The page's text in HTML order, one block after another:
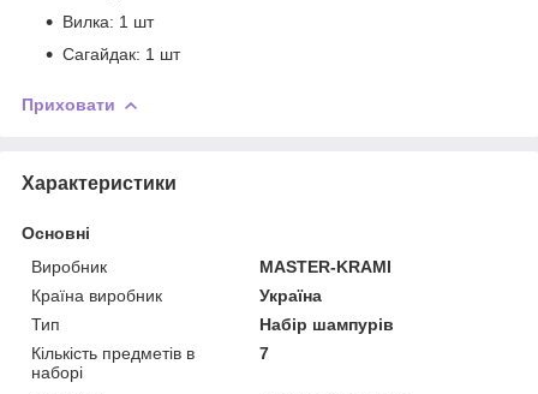
Вилка: 1 шт
Сагайдак: 1 шт
Приховати
Характеристики
Основні
Виробник
MASTER-KRAMI
Країна виробник
Україна
Тип
Набір шампурів
Кількість предметів в
наборі
7